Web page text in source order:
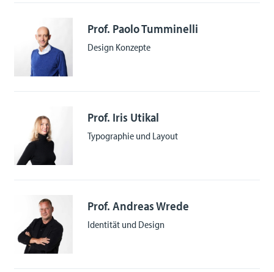
Prof. Paolo Tumminelli
Design Konzepte
Prof. Iris Utikal
Typographie und Layout
Prof. Andreas Wrede
Identität und Design